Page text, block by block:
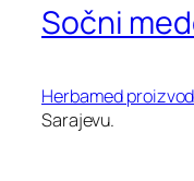
Sočni
Herbamed
Sarajevu.